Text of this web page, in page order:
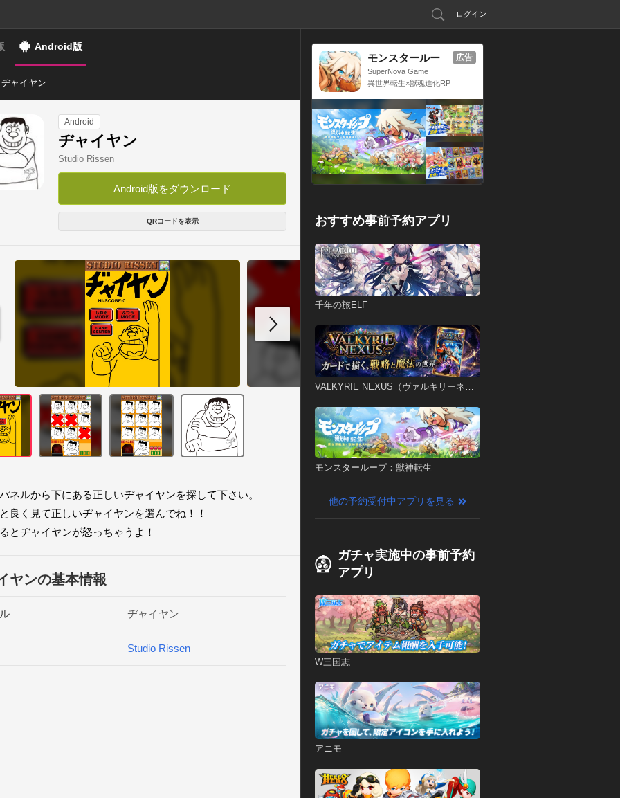
ログイン
Android版
ヂャイヤン
Android
ヂャイヤン
Studio Rissen
Android版をダウンロード
QRコードを表示
ネルから下にある正しいヂャイヤンを探して下さい。
良く見て正しいヂャイヤンを選んでね！！
とヂャイヤンが怒っちゃうよ！
ヤンの基本情報
ヂャイヤン
Studio Rissen
モンスタールー
プ：獣神転生
SuperNova Game
異世界転生×獣魂進化RP
広告
おすすめ事前予約アプリ
千年の旅ELF
VALKYRIE NEXUS（ヴァルキリーネク
モンスターループ：獣神転生
他の予約受付中アプリを見る
ガチャ実施中の事前予約
アプリ
W三国志
アニモ